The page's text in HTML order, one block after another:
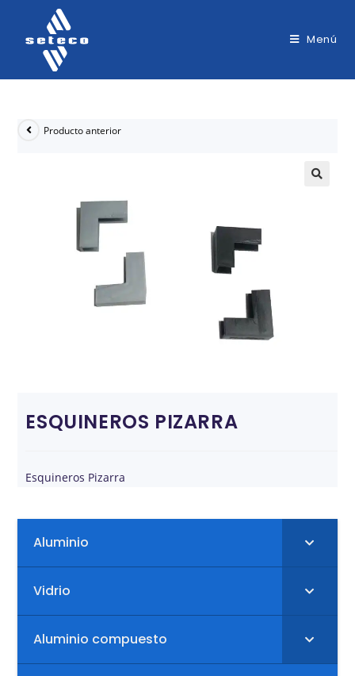
Menú
Producto anterior
ESQUINEROS PIZARRA
Esquineros Pizarra
Aluminio
Vidrio
Aluminio compuesto